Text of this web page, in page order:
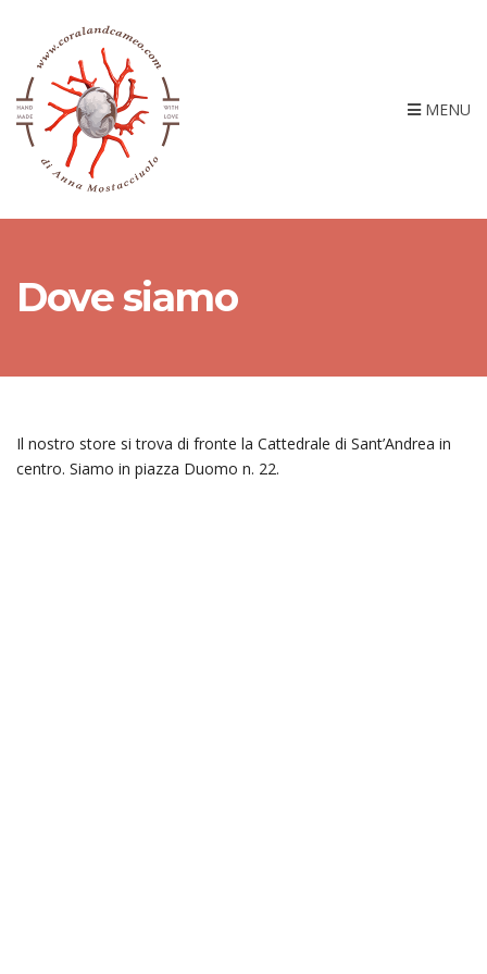
MENU
Dove siamo
Il nostro store si trova di fronte la Cattedrale di Sant’Andrea in
centro. Siamo in piazza Duomo n. 22.